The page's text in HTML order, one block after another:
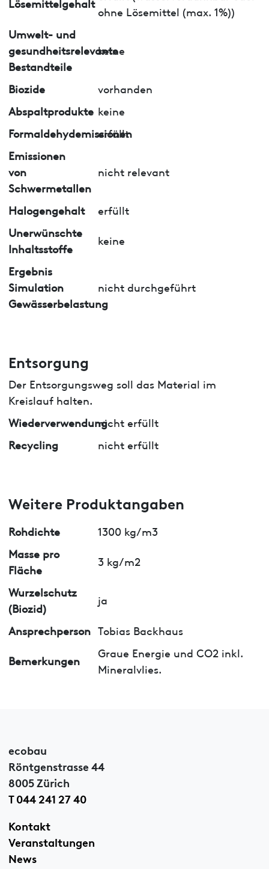
ohne Lösemittel (max. 1%))
Umwelt- und
gesundheitsrelevante
Bestandteile
keine
Biozide
vorhanden
Abspaltprodukte keine
Formaldehydemissionen
erfüllt
Emissionen
von
Schwermetallen
nicht relevant
Halogengehalt
erfüllt
Unerwünschte
Inhaltsstoffe
keine
Ergebnis
Simulation
Gewässerbelastung
nicht durchgeführt
Entsorgung
Der Entsorgungsweg soll das Material im
Kreislauf halten.
Wiederverwendungnicht erfüllt
Recycling
nicht erfüllt
Weitere Produktangaben
Rohdichte
1300 kg/m3
Masse pro
Fläche
3 kg/m2
Wurzelschutz
(Biozid)
ja
Ansprechperson Tobias Backhaus
Bemerkungen
Graue Energie und CO2 inkl.
Mineralvlies.
ecobau
Röntgenstrasse 44
8005 Zürich
T 044 241 27 40
Kontakt
Veranstaltungen
News